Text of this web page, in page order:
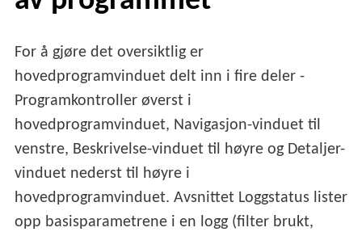
For å gjøre det oversiktlig er
hovedprogramvinduet delt inn i fire deler -
Programkontroller øverst i
hovedprogramvinduet, Navigasjon-vinduet til
venstre, Beskrivelse-vinduet til høyre og Detaljer-
vinduet nederst til høyre i
hovedprogramvinduet. Avsnittet Loggstatus lister
opp basisparametrene i en logg (filter brukt,